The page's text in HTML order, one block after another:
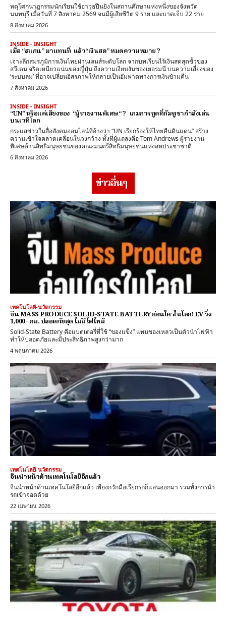
หตุโศกนาฏกรรมนักเรียนใช้อาวุธปืนยิงในสถานศึกษาแห่งหนึ่งของจังหวัด
นนทบุรี เมื่อวันที่ 7 สิงหาคม 2569 จนมีผู้เสียชีวิต 9 ราย และบาดเจ็บ 22 ราย
8 สิงหาคม 2026
INSIDE - INSIGHT
เมื่อ “สแกน” มาแทนที่ แล้ว“เงินสด” หมดความหมาย ?
เจาะลึกสมรภูมิการเงินไทยผ่านเลนส์ระดับโลก จากบทเรียนไร้เงินสดสุดขั้วของ
สวีเดน จริตเหนียวแน่นของญี่ปุ่น ถึงความเงียบงันของเยอรมนี บนความเสี่ยงของ
‘ระบบล่ม’ ที่อาจเปลี่ยนอิสรภาพให้กลายเป็นอัมพาตทางการเงินข้ามคืน
7 สิงหาคม 2026
INSIDE - INSIGHT
“UN” หรือแค่เสียงของ “ผู้รายงานพิเศษ“ ? เกมการทูตที่กัมพูชากำลังเล่น
บนเวทีโลก
กระแสข่าวในสื่อสังคมออนไลน์ที่อ้างว่า “UN เรียกร้องให้ไทยคืนดินแดน” สร้าง
ความเข้าใจคลาดเคลื่อนในวงกว้าง ทั้งที่ผู้แถลงคือ Tom Andrews ผู้รายงาน
พิเศษด้านสิทธิมนุษยชนของคณะมนตรีสิทธิมนุษยชนแห่งสหประชาชาติ
6 สิงหาคม 2026
ข่าวอื่นๆ
เทคโนโลยี-นวัตกรรม
จีน MASS PRODUCE SOLID-STATE BATTERY ก่อนใครในโลก! EV วิ่ง
1,000+ กม. ปลอดภัยสุด ไม่มีไฟไหม้
Solid-State Battery คือแบตเตอรี่ที่ใช้ “ของแข็ง” แทนของเหลวเป็นตัวนำไฟฟ้า
ทำให้ปลอดภัยและมีประสิทธิภาพสูงกว่ามาก
4 พฤษภาคม 2026
เทคโนโลยี-นวัตกรรม
จีนนำหน้าด้านเทคโนโลยีอีกแล้ว
จีนนำหน้าด้านเทคโนโลยีอีกแล้ว เพียงกวักมือเรียกรถก็แล่นออกมา รวมทั้งการนำ
รถเข้าจอดด้วย
22 เมษายน 2026